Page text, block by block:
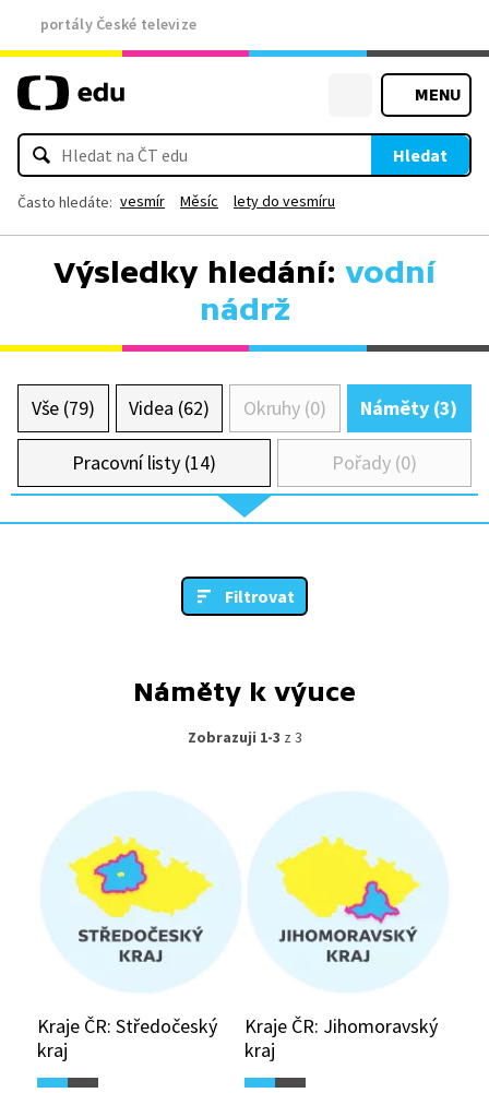
portály České televize
MENU
Hledat
Často hledáte: vesmír Měsíc lety do vesmíru
Výsledky hledání: vodní
nádrž
Vše (79) Videa (62) Okruhy (0) Náměty (3)
Pracovní listy (14) Pořady (0)
Filtrovat
Náměty k výuce
Zobrazuji 1-3 z 3
Kraje ČR: Středočeský
kraj
Kraje ČR: Jihomoravský
kraj